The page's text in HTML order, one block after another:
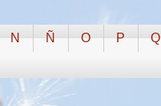
N Ñ O P Q